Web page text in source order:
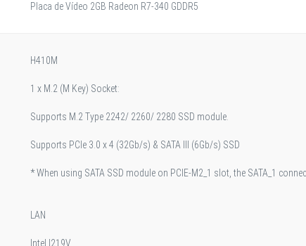
Placa de Vídeo 2GB Radeon R7-340 GDDR5
H410M
1 x M.2 (M Key) Socket:
Supports M.2 Type 2242/ 2260/ 2280 SSD module.
Supports PCIe 3.0 x 4 (32Gb/s) & SATA III (6Gb/s) SSD
* When using SATA SSD module on PCIE-M2_1 slot, the SATA_1
LAN
Intel I219V